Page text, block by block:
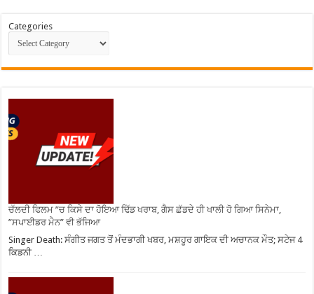
Categories
ਚੱਲਦੀ ਫਿਲਮ ”ਚ ਕਿਸੇ ਦਾ ਹੋਇਆ ਢਿੱਡ ਖਰਾਬ, ਗੈਸ ਛੱਡਦੇ ਹੀ ਖਾਲੀ ਹੋ ਗਿਆ ਸਿਨੇਮਾ,
”ਸਪਾਈਡਰ ਮੈਨ” ਵੀ ਭੱਜਿਆ
Singer Death: ਸੰਗੀਤ ਜਗਤ ਤੋਂ ਮੰਦਭਾਗੀ ਖਬਰ, ਮਸ਼ਹੂਰ ਗਾਇਕ ਦੀ ਅਚਾਨਕ ਮੌਤ; ਸਟੇਜ 4
ਕਿਡਨੀ …